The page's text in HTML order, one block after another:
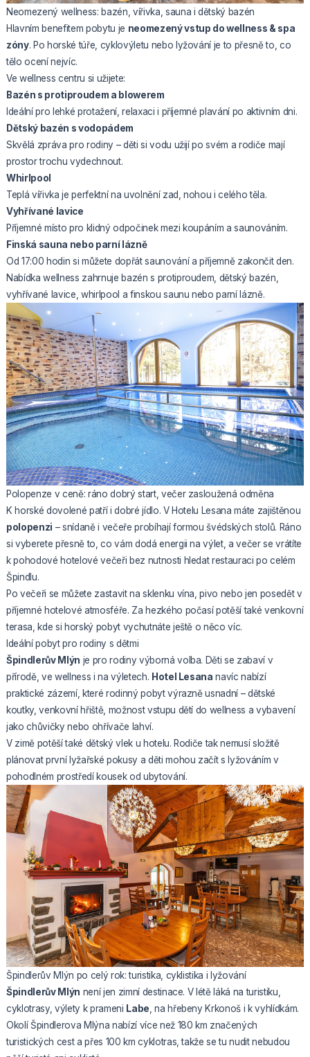
Neomezený wellness: bazén, vířivka, sauna i dětský bazén
Hlavním benefitem pobytu je neomezený vstup do wellness & spa
zóny. Po horské túře, cyklovýletu nebo lyžování je to přesně to, co
tělo ocení nejvíc.
Ve wellness centru si užijete:
Bazén s protiproudem a blowerem
Ideální pro lehké protažení, relaxaci i příjemné plavání po aktivním dni.
Dětský bazén s vodopádem
Skvělá zpráva pro rodiny – děti si vodu užijí po svém a rodiče mají
prostor trochu vydechnout.
Whirlpool
Teplá vířivka je perfektní na uvolnění zad, nohou i celého těla.
Vyhřívané lavice
Příjemné místo pro klidný odpočinek mezi koupáním a saunováním.
Finská sauna nebo parní lázně
Od 17:00 hodin si můžete dopřát saunování a příjemně zakončit den.
Nabídka wellness zahrnuje bazén s protiproudem, dětský bazén,
vyhřívané lavice, whirlpool a finskou saunu nebo parní lázně.
Polopenze v ceně: ráno dobrý start, večer zasloužená odměna
K horské dovolené patří i dobré jídlo. V Hotelu Lesana máte zajištěnou
polopenzi – snídaně i večeře probíhají formou švédských stolů. Ráno
si vyberete přesně to, co vám dodá energii na výlet, a večer se vrátíte
k pohodové hotelové večeři bez nutnosti hledat restauraci po celém
Špindlu.
Po večeři se můžete zastavit na sklenku vína, pivo nebo jen posedět v
příjemné hotelové atmosféře. Za hezkého počasí potěší také venkovní
terasa, kde si horský pobyt vychutnáte ještě o něco víc.
Ideální pobyt pro rodiny s dětmi
Špindlerův Mlýn je pro rodiny výborná volba. Děti se zabaví v
přírodě, ve wellness i na výletech. Hotel Lesana navíc nabízí
praktické zázemí, které rodinný pobyt výrazně usnadní – dětské
koutky, venkovní hřiště, možnost vstupu dětí do wellness a vybavení
jako chůvičky nebo ohřívače lahví.
V zimě potěší také dětský vlek u hotelu. Rodiče tak nemusí složitě
plánovat první lyžařské pokusy a děti mohou začít s lyžováním v
pohodlném prostředí kousek od ubytování.
Špindlerův Mlýn po celý rok: turistika, cyklistika i lyžování
Špindlerův Mlýn není jen zimní destinace. V létě láká na turistiku,
cyklotrasy, výlety k prameni Labe , na hřebeny Krkonoš i k vyhlídkám.
Okolí Špindlerova Mlýna nabízí více než 180 km značených
turistických cest a přes 100 km cyklotras, takže se tu nudit nebudou